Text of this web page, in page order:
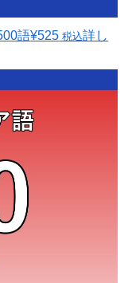
語¥525 税込詳し